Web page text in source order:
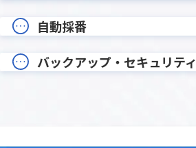
自動採番
バックアップ・セキュリティ